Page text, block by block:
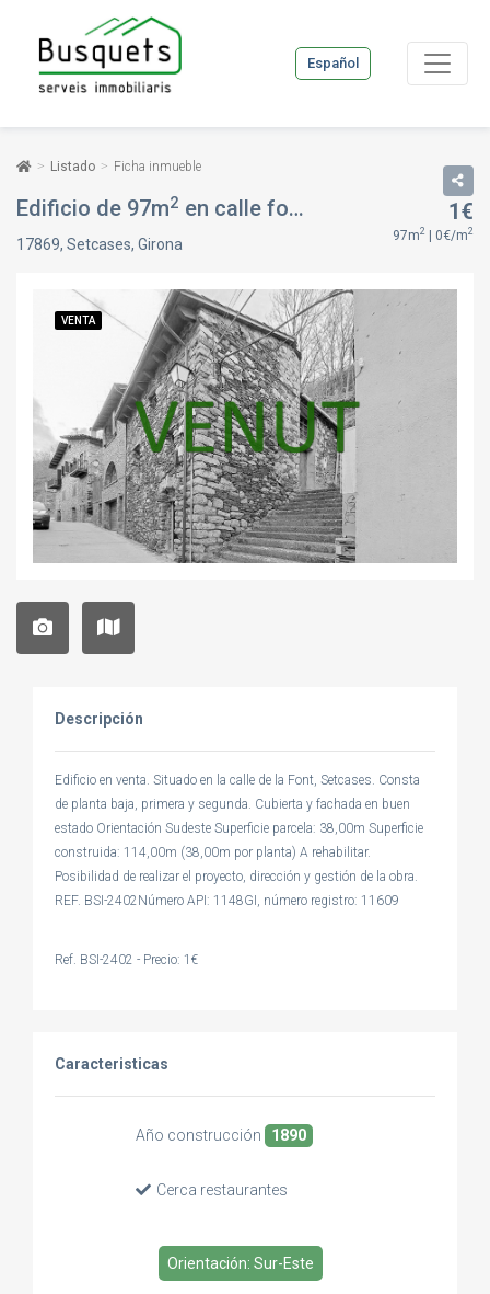
Español
Listado Ficha inmueble
Edificio de 97m2 en calle font, en Setcases, Girona
17869, Setcases, Girona
1€
97m2 | 0€/m2
VENTA
Descripción
Edificio en venta. Situado en la calle de la Font, Setcases. Consta
de planta baja, primera y segunda. Cubierta y fachada en buen
estado Orientación Sudeste Superficie parcela: 38,00m Superficie
construida: 114,00m (38,00m por planta) A rehabilitar.
Posibilidad de realizar el proyecto, dirección y gestión de la obra.
REF. BSI-2402Número API: 1148GI, número registro: 11609
Ref. BSI-2402 - Precio: 1€
Caracteristicas
Año construcción 1890
Cerca restaurantes
Orientación: Sur-Este